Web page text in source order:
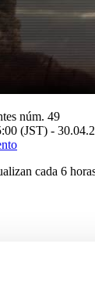
núm. 49
(JST) -
cada 6